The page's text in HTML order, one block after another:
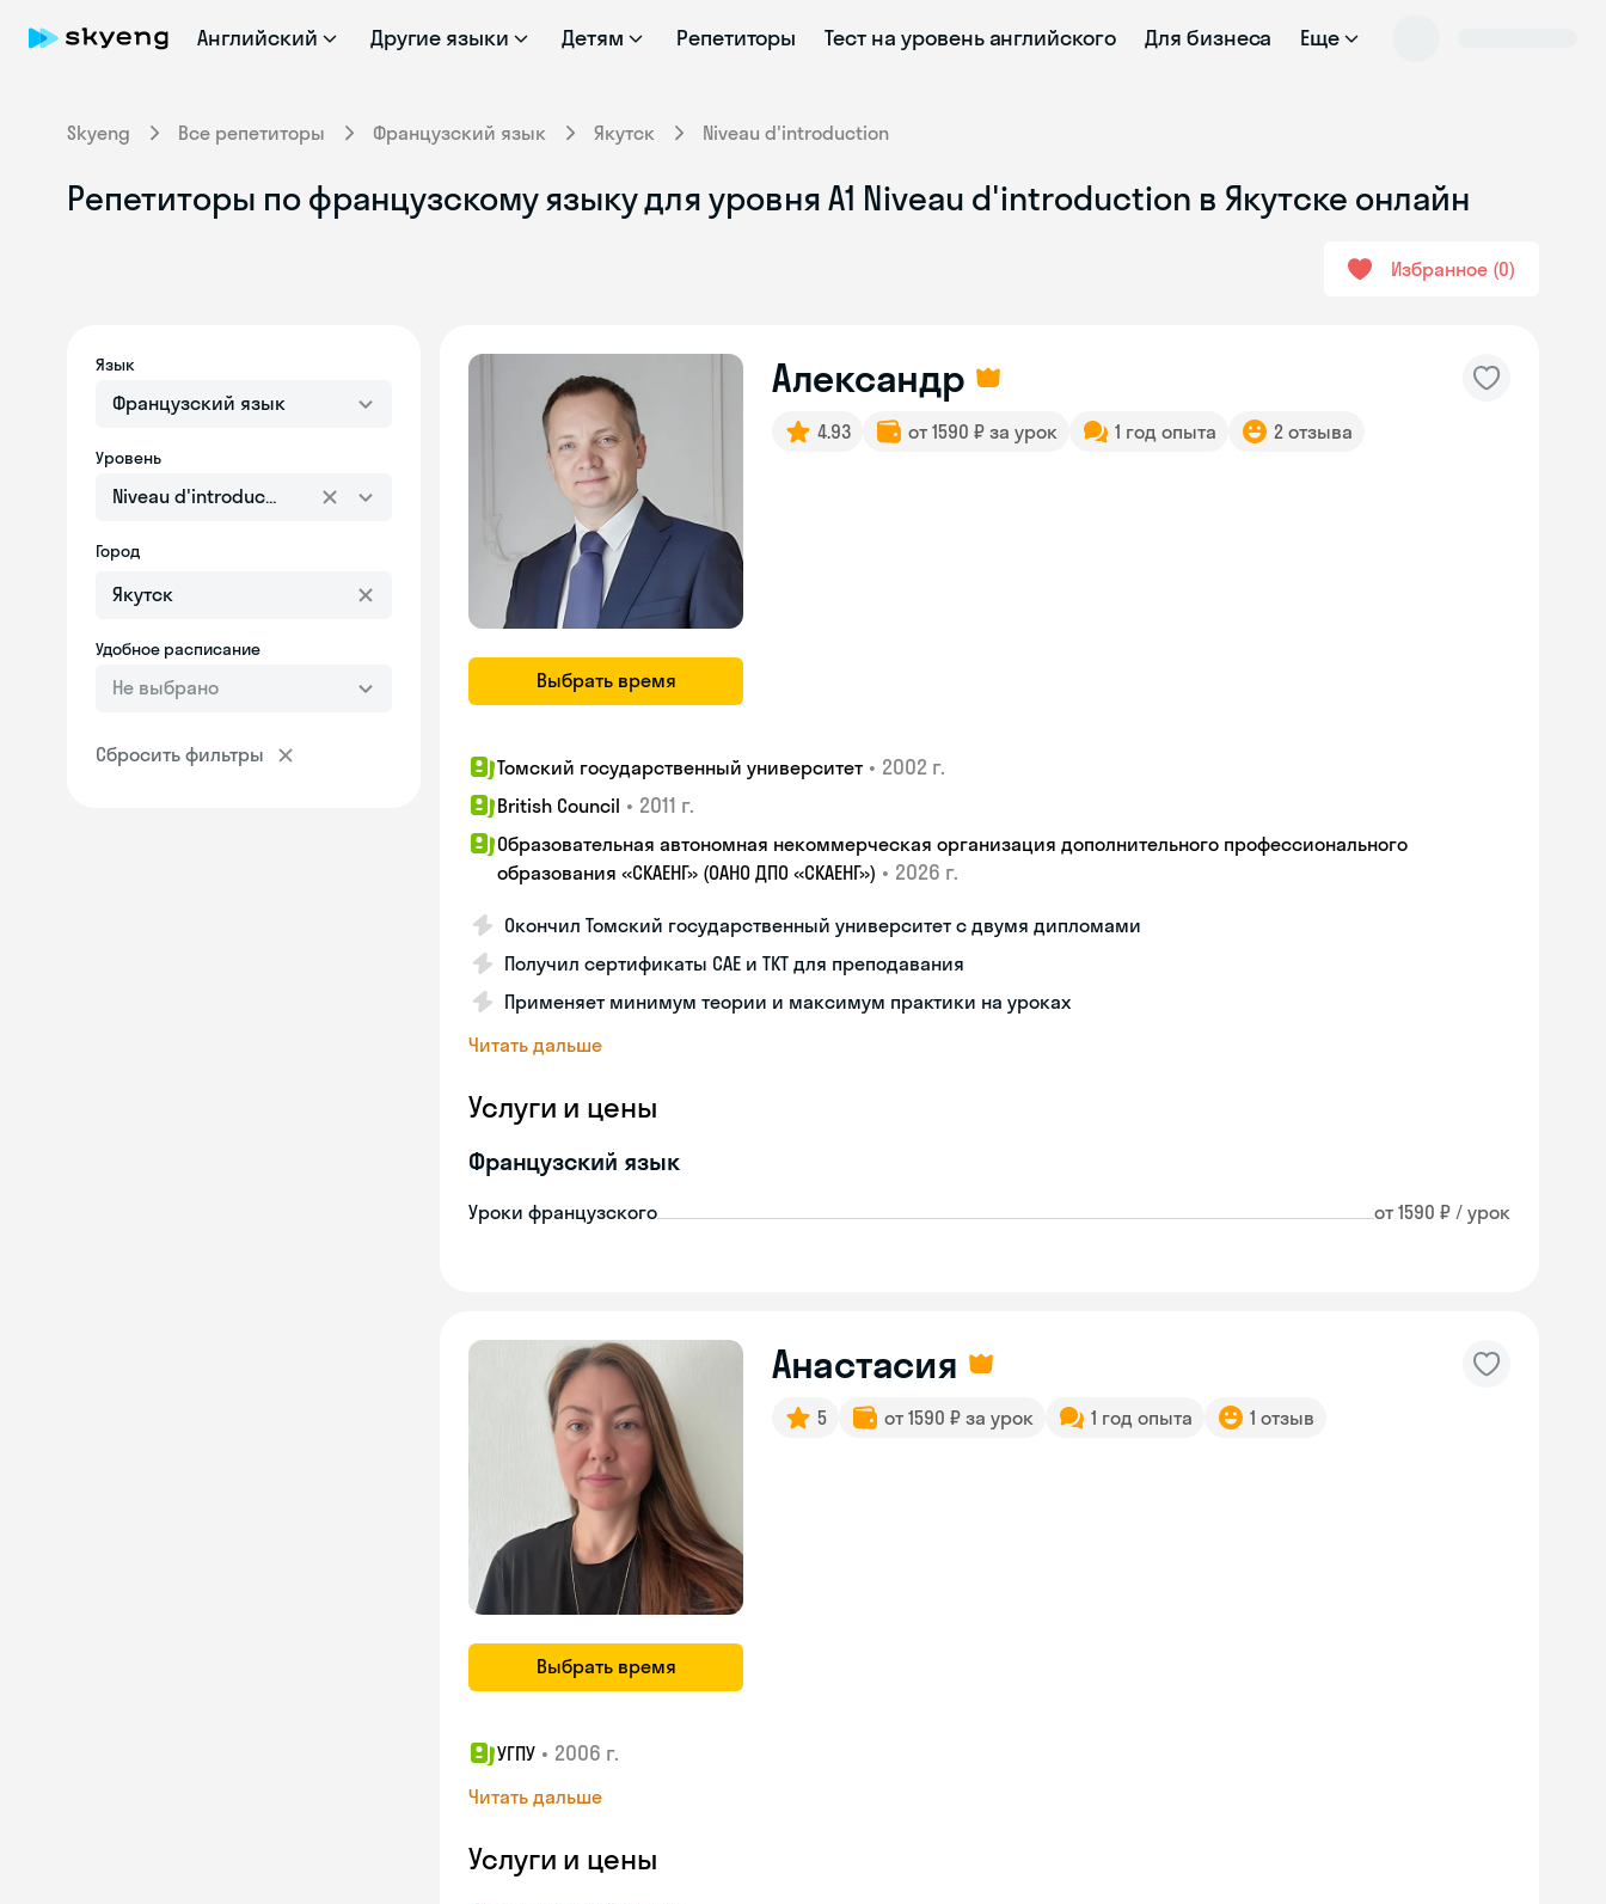
Английский Другие языки Детям Репетиторы Тест на уровень английского Для бизнеса Еще
Skyeng Все репетиторы Французский язык Якутск Niveau d'introduction
Репетиторы по французскому языку для уровня A1 Niveau d'introduction в Якутске онлайн
Избранное 0
Язык
Французский язык
Уровень
Niveau d'introduction
Город
Удобное расписание
Не выбрано
Сбросить фильтры
Выбрать время
Александр
4.93 от 1590 ₽ за урок 1 год опыта 2 отзыва
Томский государственный университет • 2002 г.
British Council • 2011 г.
Образовательная автономная некоммерческая организация дополнительного профессионального
образования «СКАЕНГ» (ОАНО ДПО «СКАЕНГ») • 2026 г.
Окончил Томский государственный университет с двумя дипломами
Получил сертификаты CAE и TKT для преподавания
Применяет минимум теории и максимум практики на уроках
Читать дальше
Услуги и цены
Французский язык
Уроки французского от 1590 ₽ / урок
Выбрать время
Анастасия
5 от 1590 ₽ за урок 1 год опыта 1 отзыв
УГПУ • 2006 г.
Читать дальше
Услуги и цены